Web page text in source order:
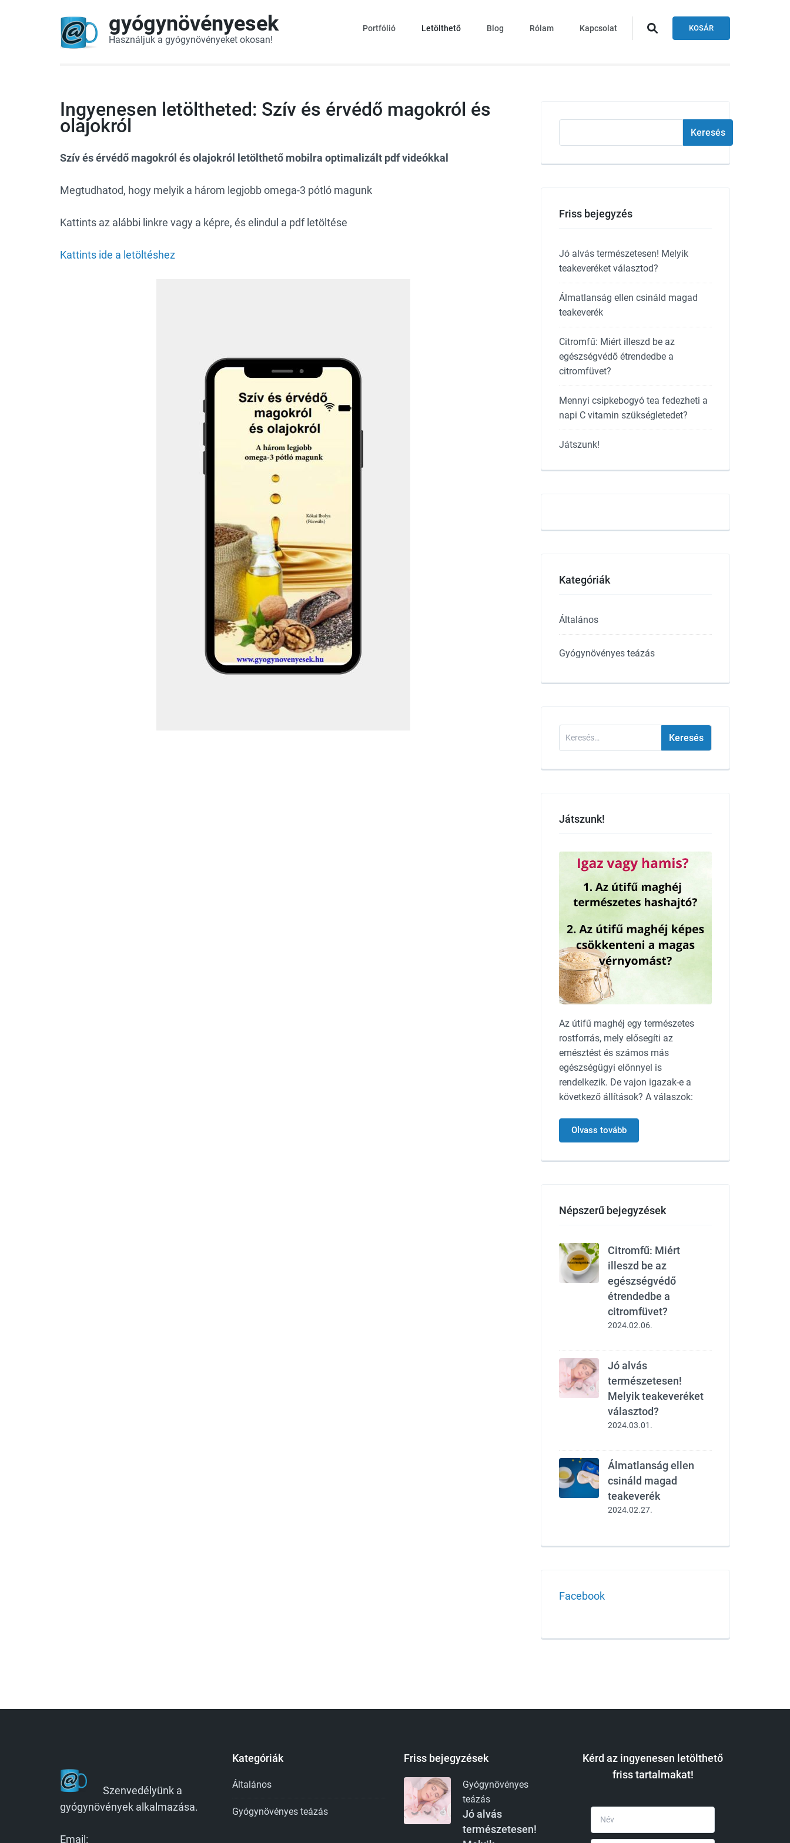
gyógynövényesek
Használjuk a gyógynövényeket okosan!
KOSÁR
Portfólió Letölthető Blog Rólam Kapcsolat
Ingyenesen letöltheted: Szív és érvédő magokról és
olajokról
Szív és érvédő magokról és olajokról letölthető mobilra optimalizált pdfvideókkal
Megtudhatod, hogy melyik a három legjobb omega-3 pótló magunk
Kattints az alábbi linkre vagy a képre, és elindul a pdf letöltése
Kattints ide a letöltéshez
Keresés
Friss bejegyzés
Jó alvás természetesen! Melyik
teakeveréket választod?
Álmatlanság ellen csináld magad
teakeverék
Citromfű: Miért illeszd be az
egészségvédő étrendedbe a
citromfüvet?
Mennyi csipkebogyó tea fedezheti a
napi C vitamin szükségletedet?
Játszunk!
Kategóriák
Általános
Gyógynövényes teázás
Keresés:
Játszunk!
Az útifű maghéj egy természetes
rostforrás, mely elősegíti az
emésztést és számos más
egészségügyi előnnyel is
rendelkezik. De vajon igazak-e a
következő állítások? A válaszok:
Olvass tovább
Népszerű bejegyzések
Citromfű: Miért
illeszd be az
egészségvédő
étrendedbe a
citromfüvet?
2024.02.06.
Jó alvás
természetesen!
Melyik teakeveréket
választod?
2024.03.01.
Álmatlanság ellen
csináld magad
teakeverék
2024.02.27.
Facebook
Szenvedélyünk a
gyógynövények alkalmazása.
Email:
Kategóriák
Általános
Gyógynövényes teázás
Friss bejegyzések
Gyógynövényes
teázás
Jó alvás
természetesen!
Kérd az ingyenesen letölthető
friss tartalmakat!